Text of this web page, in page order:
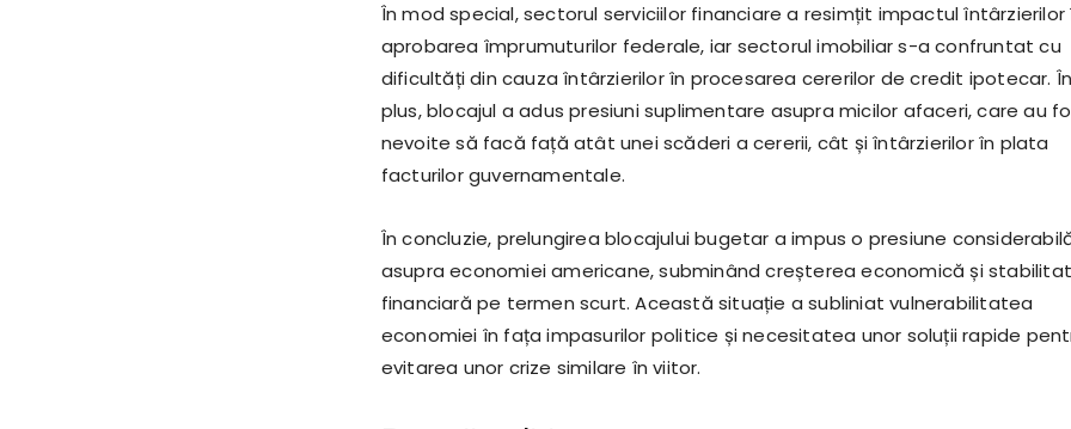
În mod special, sectorul serviciilor financiare a resimțit impactul întârzierilor
aprobarea împrumuturilor federale, iar sectorul imobiliar s-a confruntat cu
dificultăți din cauza întârzierilor în procesarea cererilor de credit ipotecar. În
plus, blocajul a adus presiuni suplimentare asupra micilor afaceri, care au
nevoite să facă față atât unei scăderi a cererii, cât și întârzierilor în plata
facturilor guvernamentale.
În concluzie, prelungirea blocajului bugetar a impus o presiune
asupra economiei americane, subminând creșterea economică și
financiară pe termen scurt. Această situație a subliniat vulnerabilitatea
economiei în fața impasurilor politice și necesitatea unor soluții rapide
evitarea unor crize similare în viitor.